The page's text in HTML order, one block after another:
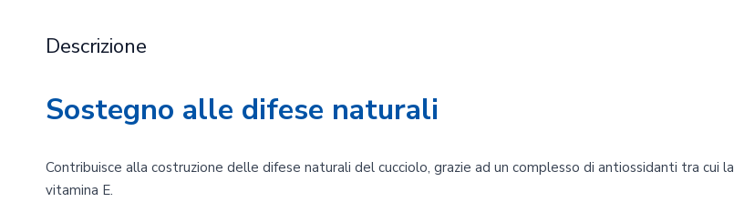
Descrizione
Sostegno alle difese naturali
Contribuisce alla costruzione delle difese naturali del cucciolo, grazie ad un complesso di antiossidanti tra cui la
vitamina E.